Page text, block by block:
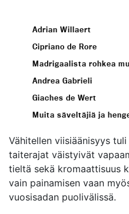
Adrian Willaert
Cipriano de Rore
Madrigaalista rohkea
Andrea Gabrieli
Giaches de Wert
Muita säveltäjiä ja
Vähitellen viisiäänisyys
taiterajat väistyivät
tieltä sekä kromaattisuus
vain painamisen vaan
vuosisadan puolivälissä.